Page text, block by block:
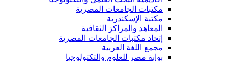
مكتبات الجامعات المصرية
مكتبة الإسكندرية
المعاهد والمراكز الثقافية
إتحاد مكتبات الجامعات المصرية
مجمع اللغة العربية
بوابة مصر للعلوم والتكتولوجيا